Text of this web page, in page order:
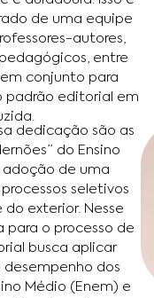
de uma equipe
autores,
entre
conjunto para
padrão editorial em
dedicação são as
do Ensino
adoção de uma
seletivos
exterior. Nesse
o processo de
busca aplicar
dos
Médio (Enem) e